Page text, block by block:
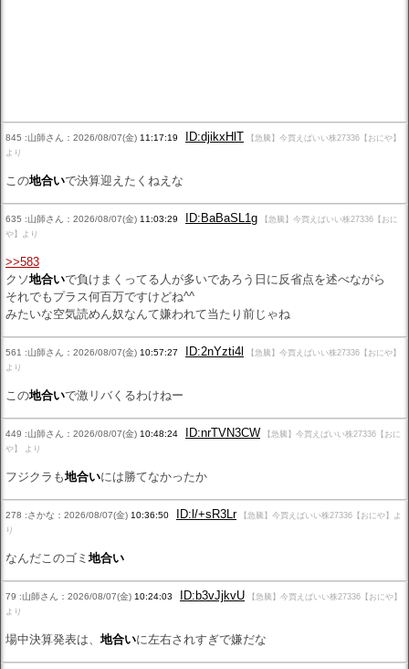
845 :山師さん：2026/08/07(金) 11:17:19 ID:djikxHlT
【急騰】今買えばいい株27336【おにや】
より
この地合いで決算迎えたくねえな
635 :山師さん：2026/08/07(金) 11:03:29 ID:BaBaSL1g
【急騰】今買えばいい株27336【おに
や】より
>>583
クソ地合いで負けまくってる人が多いであろう日に反省点を述べながら
それでもプラス何百万ですけどね^^
みたいな空気読めん奴なんて嫌われて当たり前じゃね
561 :山師さん：2026/08/07(金) 10:57:27 ID:2nYzti4l
【急騰】今買えばいい株27336【おにや】
より
この地合いで激リバくるわけねー
449 :山師さん：2026/08/07(金) 10:48:24 ID:nrTVN3CW
【急騰】今買えばいい株27336【おに
や】 より
フジクラも地合いには勝てなかったか
278 :さかな：2026/08/07(金) 10:36:50 ID:l/+sR3Lr
【急騰】今買えばいい株27336【おにや】よ
り
なんだこのゴミ 地合い
79 :山師さん：2026/08/07(金) 10:24:03 ID:b3vJjkvU
【急騰】今買えばいい株27336【おにや】
より
場中決算発表は、 地合いに左右されすぎで嫌だな